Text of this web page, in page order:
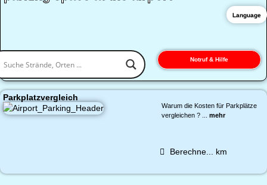
Notruf & Hilfe
Parkplatzvergleich
Warum die Kosten für Parkplätze
vergleichen ? ... mehr
Berechne... km
Language